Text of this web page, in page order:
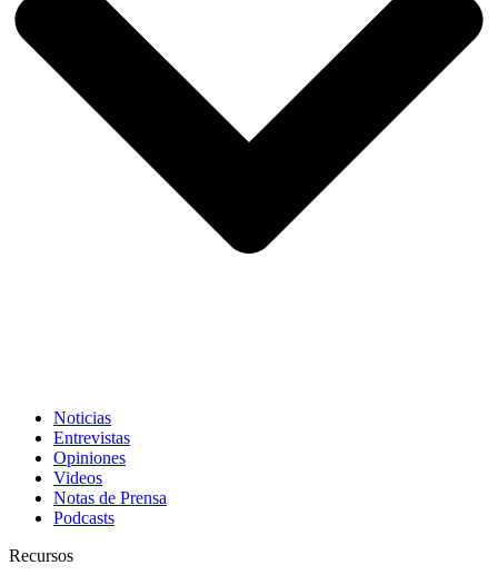
Noticias
Entrevistas
Opiniones
Videos
Notas de Prensa
Podcasts
Recursos